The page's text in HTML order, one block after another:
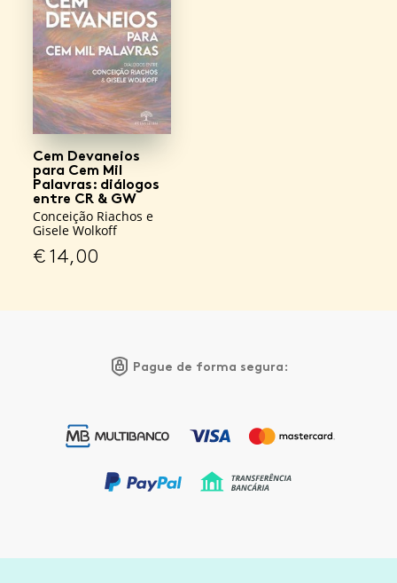
Cem Devaneios
para Cem Mil
Palavras: diálogos
entre CR & GW
Conceição Riachos e
Gisele Wolkoff
€14,00
Pague de forma segura: